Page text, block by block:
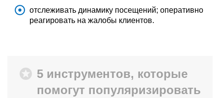
отслеживать динамику посещений; оперативно
реагировать на жалобы клиентов.
5 инструментов, которые
помогут популяризировать